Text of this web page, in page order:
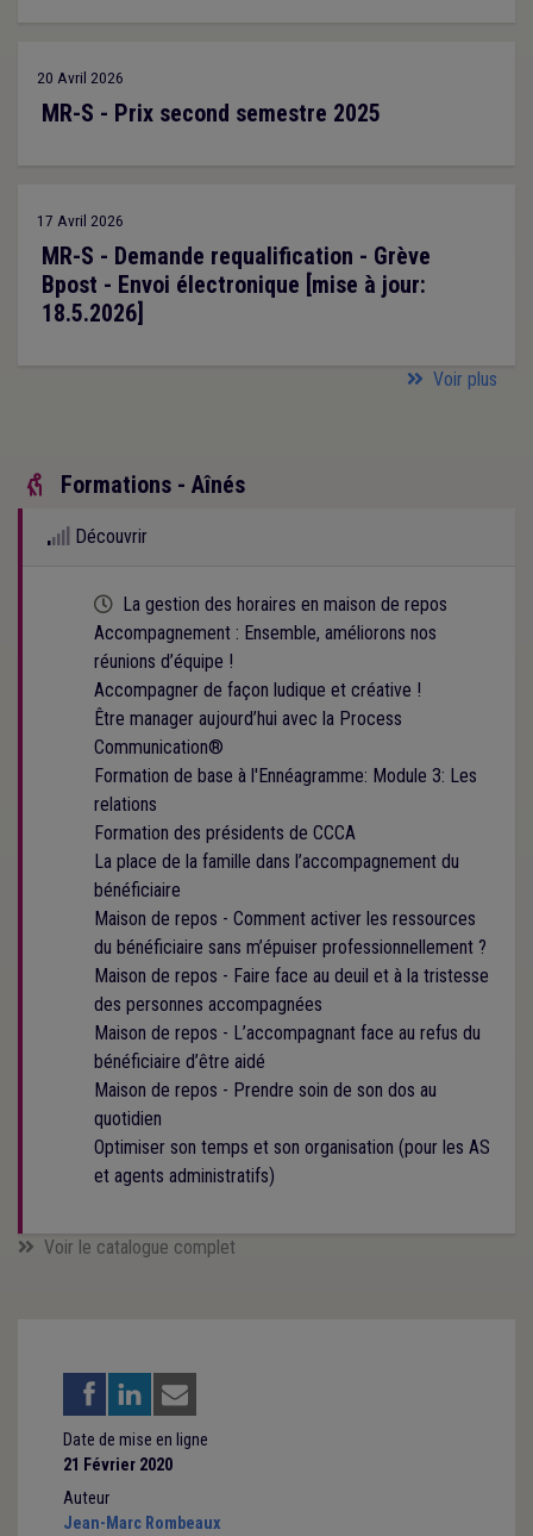
20 Avril 2026
MR-S - Prix second semestre 2025
17 Avril 2026
MR-S - Demande requalification - Grève
Bpost - Envoi électronique [mise à jour:
18.5.2026]
Voir plus
 Formations - Aînés
Découvrir
Cette formation est programmée
La gestion des horaires en maison de repos
Accompagnement : Ensemble, améliorons nos
réunions d’équipe !
Accompagner de façon ludique et créative !
Être manager aujourd’hui avec la Process
Communication®
Formation de base à l'Ennéagramme: Module 3: Les
relations
Formation des présidents de CCCA
La place de la famille dans l’accompagnement du
bénéficiaire
Maison de repos - Comment activer les ressources
du bénéficiaire sans m’épuiser professionnellement ?
Maison de repos - Faire face au deuil et à la tristesse
des personnes accompagnées
Maison de repos - L’accompagnant face au refus du
bénéficiaire d’être aidé
Maison de repos - Prendre soin de son dos au
quotidien
Optimiser son temps et son organisation (pour les AS
et agents administratifs)
Voir le catalogue complet
Date de mise en ligne
21 Février 2020
Auteur
Jean-Marc Rombeaux